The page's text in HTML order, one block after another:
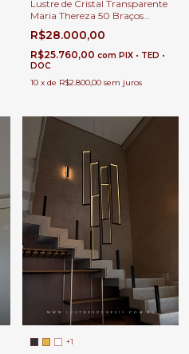
Lustre de Cristal Transparente
Maria Thereza 50 Braços
Cromado para Casas com Pé
Direito Duplo e Buffet
R$28.000,00
R$25.760,00 com PIX • TED •
DOC
10 x de R$2.800,00 sem juros
+1